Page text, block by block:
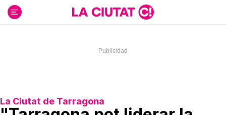
contenido
La Ciutat de Tarragona